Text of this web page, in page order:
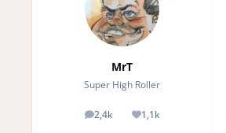
MrT
Super High Roller
2,4k
posts 1,1k
Reputation